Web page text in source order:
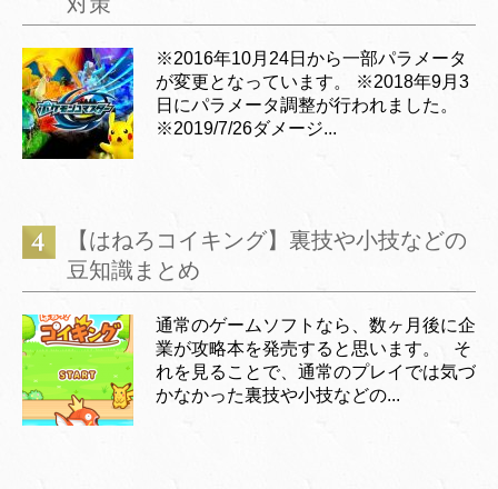
※2016年10月24日から一部パラメータ
が変更となっています。 ※2018年9月3
日にパラメータ調整が行われました。
※2019/7/26ダメージ...
【はねろコイキング】裏技や小技などの
豆知識まとめ
通常のゲームソフトなら、数ヶ月後に企
業が攻略本を発売すると思います。 そ
れを見ることで、通常のプレイでは気づ
かなかった裏技や小技などの...